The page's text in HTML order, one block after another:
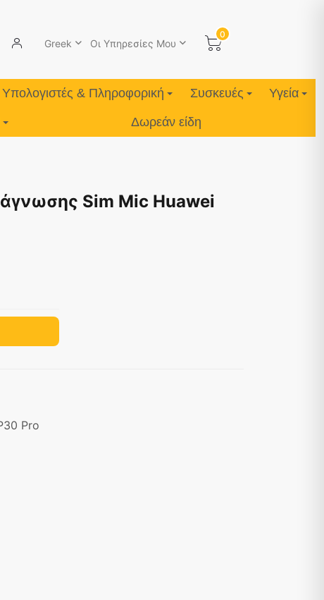
Greek Οι Υπηρεσίες Μου
0
Υπολογιστές & Πληροφορική Συσκευές Υγεία
Δωρεάν είδη
Sim Mic Huawei
Pro